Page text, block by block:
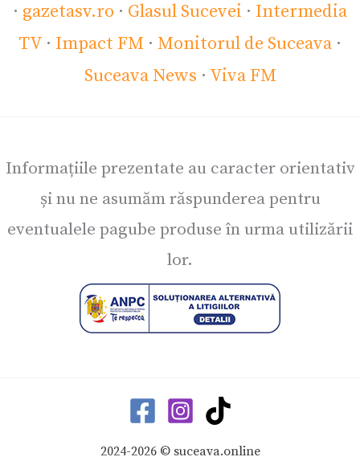
· gazetasv.ro · Glasul Sucevei · Intermedia
TV · Impact FM · Monitorul de Suceava ·
Suceava News · Viva FM
Informațiile prezentate au caracter orientativ
și nu ne asumăm răspunderea pentru
eventualele pagube produse în urma utilizării
lor.
2024-2026 © suceava.online